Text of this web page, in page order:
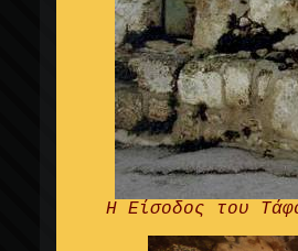
Η Είσοδος του